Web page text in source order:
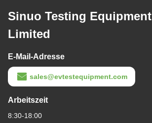
Sinuo Testing
Limited
E-Mail-Adresse
sales@evtestequipment.com
Arbeitszeit
8:30-18:00